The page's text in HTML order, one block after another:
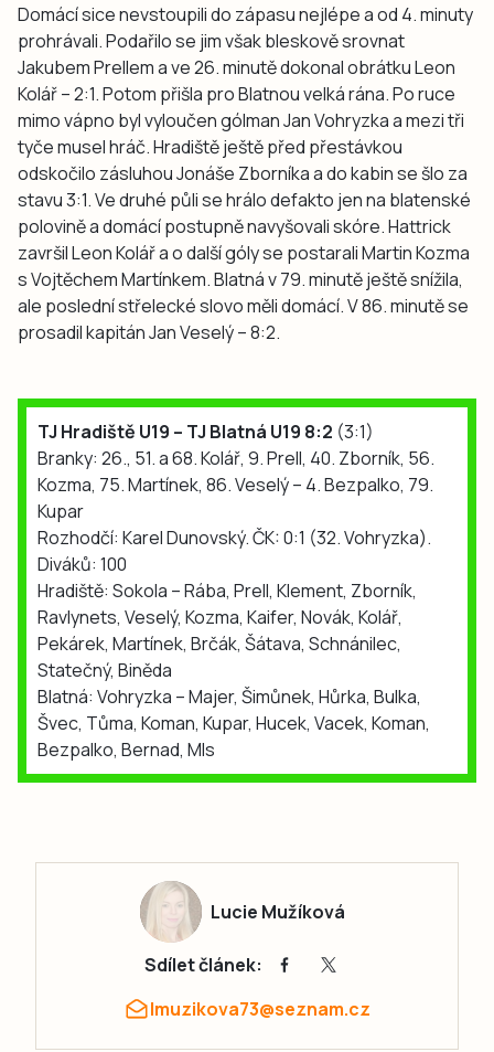
Domácí sice nevstoupili do zápasu nejlépe a od 4. minuty
prohrávali. Podařilo se jim však bleskově srovnat
Jakubem Prellem a ve 26. minutě dokonal obrátku Leon
Kolář – 2:1. Potom přišla pro Blatnou velká rána. Po ruce
mimo vápno byl vyloučen gólman Jan Vohryzka a mezi tři
tyče musel hráč. Hradiště ještě před přestávkou
odskočilo zásluhou Jonáše Zborníka a do kabin se šlo za
stavu 3:1. Ve druhé půli se hrálo defakto jen na blatenské
polovině a domácí postupně navyšovali skóre. Hattrick
završil Leon Kolář a o další góly se postarali Martin Kozma
s Vojtěchem Martínkem. Blatná v 79. minutě ještě snížila,
ale poslední střelecké slovo měli domácí. V 86. minutě se
prosadil kapitán Jan Veselý – 8:2.
TJ Hradiště U19 – TJ Blatná U19 8:2 (3:1)
Branky: 26., 51. a 68. Kolář, 9. Prell, 40. Zborník, 56.
Kozma, 75. Martínek, 86. Veselý – 4. Bezpalko, 79.
Kupar
Rozhodčí: Karel Dunovský. ČK: 0:1 (32. Vohryzka).
Diváků: 100
Hradiště: Sokola – Rába, Prell, Klement, Zborník,
Ravlynets, Veselý, Kozma, Kaifer, Novák, Kolář,
Pekárek, Martínek, Brčák, Šátava, Schnánilec,
Statečný, Biněda
Blatná: Vohryzka – Majer, Šimůnek, Hůrka, Bulka,
Švec, Tůma, Koman, Kupar, Hucek, Vacek, Koman,
Bezpalko, Bernad, Mls
Lucie Mužíková
Sdílet článek:
lmuzikova73@seznam.cz